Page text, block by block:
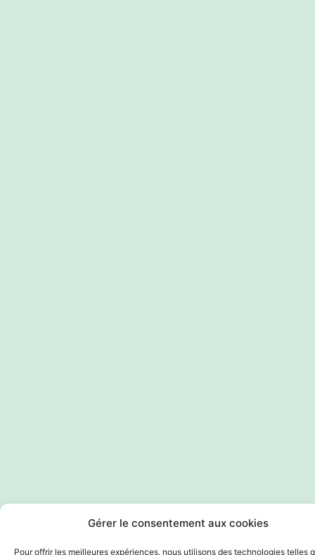
Gérer le consentement aux cookies
Pour offrir les meilleures expériences, nous utilisons des technologies telles